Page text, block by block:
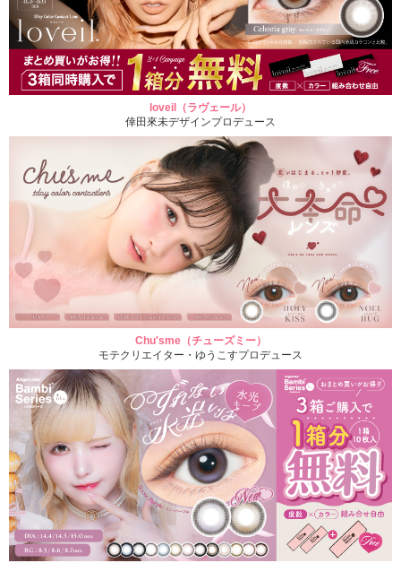
loveil（ラヴェール）
倖田來未デザインプロデュース
Chu'sme（チューズミー）
モテクリエイター・ゆうこすプロデュース